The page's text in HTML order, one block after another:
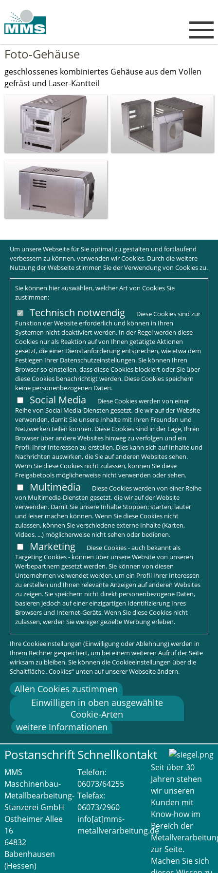
Foto-Gehäuse
geschlossenes kombiniertes Gehäuse aus dem Vollen
gefräst und Laser-Kantteil
Postanschrift
MMS
Maschinenbau-
Metallbearbeitung-
Stanzerei GmbH
Ostheimer Allee
16
64832
Babenhausen
(Hessen)
Schnellkontakt
Telefon:
06073/64255
Telefax:
06073/2960
info[at]mms-
metallverarbeitung.de
Seit über 30
Jahren stehen
wir unseren
Kunden mit
Know-how im
Bereich der
zur Seite.
Machen Sie sich
Um unsere Webseite für Sie optimal zu gestalten und fortlaufend
verbessern zu können, verwenden wir Cookies. Durch die weitere
Nutzung der Webseite stimmen Sie der Verwendung von Cookies zu.
Sie können hier auswählen, welcher Art von Cookies Sie
zustimmen:
Technisch notwendig
Diese Cookies sind zur
Funktion der Website erforderlich und können in Ihren
Systemen nicht deaktiviert werden. In der Regel werden diese
Cookies nur als Reaktion auf von Ihnen getätigte Aktionen
gesetzt, die einer Dienstanforderung entsprechen, wie etwa dem
Festlegen Ihrer Datenschutzeinstellungen. Sie können Ihren
Browser so einstellen, dass diese Cookies blockiert oder Sie über
diese Cookies benachrichtigt werden. Diese Cookies speichern
keine personenbezogenen Daten.
Social Media
Diese Cookies werden von einer
Reihe von Social Media-Diensten gesetzt, die wir auf der Website
verwenden, damit Sie unsere Inhalte mit Ihren Freunden und
Netzwerken teilen können. Diese Cookies sind in der Lage, Ihren
Browser über andere Websites hinweg zu verfolgen und ein
Profil Ihrer Interessen zu erstellen. Dies kann sich auf Inhalte und
Nachrichten auswirken, die Sie auf anderen Websites sehen.
Wenn Sie diese Cookies nicht zulassen, können Sie diese
Freigabetools möglicherweise nicht verwenden oder sehen.
Multimedia
Diese Cookies werden von einer Reihe
von Multimedia-Diensten gesetzt, die wir auf der Website
verwenden. Damit Sie unsere Inhalte Stoppen; starten; lauter
und leiser machen können. Wenn Sie diese Cookies nicht
zulassen, können Sie verschiedene externe Inhalte (Karten,
Videos, ...) möglicherweise nicht sehen oder bedienen.
Marketing
Diese Cookies - auch bekannt als
Targeting Cookies - können über unsere Website von unseren
Werbepartnern gesetzt werden. Sie können von diesen
Unternehmen verwendet werden, um ein Profil Ihrer Interessen
zu erstellen und Ihnen relevante Anzeigen auf anderen Websites
zu zeigen. Sie speichern nicht direkt personenbezogene Daten,
basieren jedoch auf einer einzigartigen Identifizierung Ihres
Browsers und Internet-Geräts. Wenn Sie diese Cookies nicht
zulassen, werden Sie weniger gezielte Werbung erleben.
Ihre Cookieeinstellungen (Einwilligung oder Ablehnung) werden in
Ihrem Rechner gespeichert, um bei einem weiteren Aufruf der Seite
wirksam zu bleiben. Sie können die Cookieeinstellungen über die
Schaltfläche „Cookies“ unten auf unserer Webseite ändern.
Allen Cookies zustimmen
Einwilligen in oben ausgewählte
Cookie-Arten
weitere Informationen